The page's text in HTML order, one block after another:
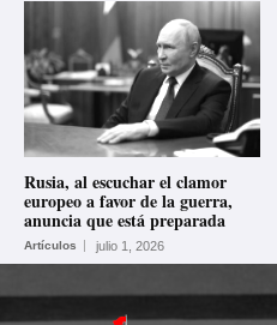
Rusia, al escuchar el clamor
europeo a favor de la guerra,
anuncia que está preparada
Artículos julio 1, 2026